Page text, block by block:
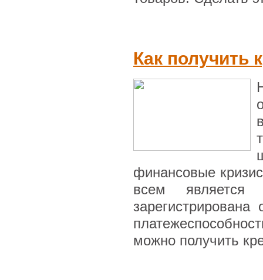
Как получить
финансовые
всем
можно получить